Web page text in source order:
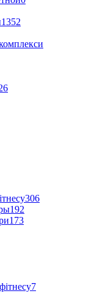
1352
306
192
173
7